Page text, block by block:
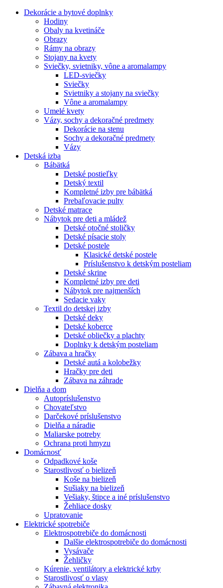
Dekorácie a bytové doplnky
Hodiny
Obaly na kvetináče
Obrazy
Rámy na obrazy
Stojany na kvety
Sviečky, svietniky, vône a aromalampy
LED-sviečky
Sviečky
Svietniky a stojany na sviečky
Vône a aromalampy
Umelé kvety
Vázy, sochy a dekoračné predmety
Dekorácie na stenu
Sochy a dekoračné predmety
Vázy
Detská izba
Bábätká
Detské postieľky
Detský textil
Kompletné izby pre bábätká
Prebaľovacie pulty
Detské matrace
Nábytok pre deti a mládež
Detské otočné stoličky
Detské písacie stoly
Detské postele
Klasické detské postele
Príslušenstvo k detským posteliam
Detské skrine
Kompletné izby pre deti
Nábytok pre najmenších
Sedacie vaky
Textil do detskej izby
Detské deky
Detské koberce
Detské obliečky a plachty
Doplnky k detským posteliam
Zábava a hračky
Detské autá a kolobežky
Hračky pre deti
Zábava na záhrade
Dielňa a dom
Autopríslušenstvo
Chovateľstvo
Darčekové príslušenstvo
Dielňa a náradie
Maliarske potreby
Ochrana proti hmyzu
Domácnosť
Odpadkové koše
Starostlivosť o bielizeň
Koše na bielizeň
Sušiaky na bielizeň
Vešiaky, štipce a iné príslušenstvo
Žehliace dosky
Upratovanie
Elektrické spotrebiče
Elektrospotrebiče do domácnosti
Dalšie elektrospotrebiče do domácnosti
Vysávače
Žehličky
Kúrenie, ventilátory a elektrické krby
Starostlivosť o vlasy